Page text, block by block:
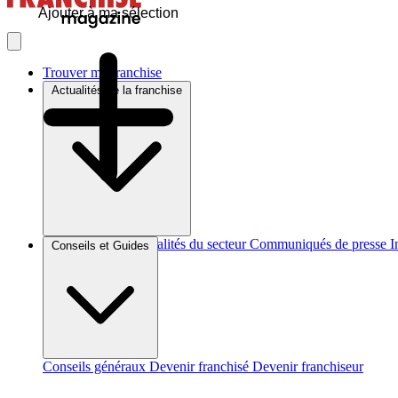
Trouver ma franchise
Actualités de la franchise
Brèves et actus Actualités du secteur Communiqués de presse
Conseils et Guides
Conseils généraux Devenir franchisé Devenir franchiseur
Ajouter à ma sélection